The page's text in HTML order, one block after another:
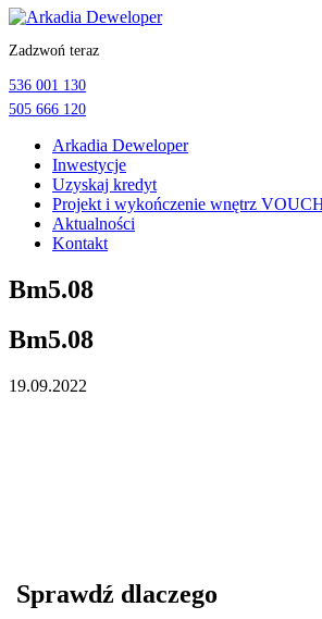
Przejdź
treści
Zadzwoń teraz
536 001 130
505 666 120
Arkadia Deweloper
Inwestycje
Uzyskaj kredyt
Projekt i wykończenie wnętrz
Aktualności
Kontakt
Bm5.08
Bm5.08
19.09.2022
Sprawdź dlaczego